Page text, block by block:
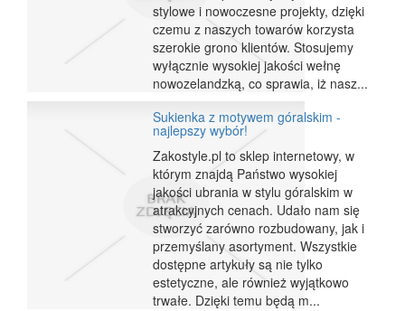
stylowe i nowoczesne projekty, dzięki
czemu z naszych towarów korzysta
szerokie grono klientów. Stosujemy
wyłącznie wysokiej jakości wełnę
nowozelandzką, co sprawia, iż nasz...
Sukienka z motywem góralskim -
najlepszy wybór!
Zakostyle.pl to sklep internetowy, w
którym znajdą Państwo wysokiej
jakości ubrania w stylu góralskim w
atrakcyjnych cenach. Udało nam się
stworzyć zarówno rozbudowany, jak i
przemyślany asortyment. Wszystkie
dostępne artykuły są nie tylko
estetyczne, ale również wyjątkowo
trwałe. Dzięki temu będą m...